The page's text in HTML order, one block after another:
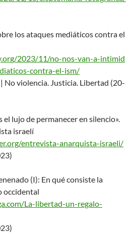
los ataques mediáticos contra el
g/2023/11/no-nos-van-a-intimid
s-contra-el-ism/
No violencia. Justicia. Libertad (20-
lujo de permanecer en silencio».
israelí
entrevista-anarquista-israeli/
(I): En qué consiste la
occidental
La-libertad-un-regalo-